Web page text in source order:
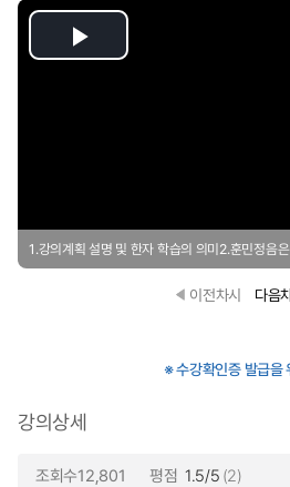
Play
1.강의계획 설명 및 한자 학습의 의미2.훈민정음
이전차시 다음
※ 수강확인증 발급을
강의상세
조회수12,801 평점 1.5/5 (2)